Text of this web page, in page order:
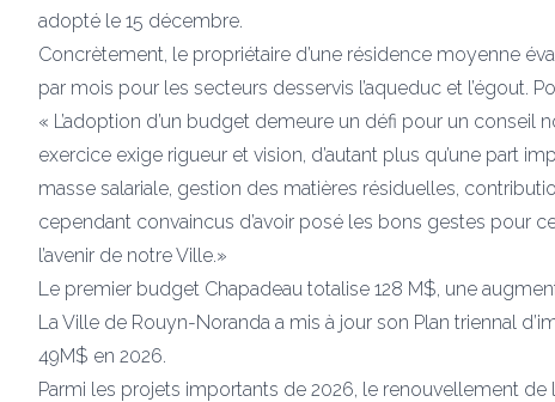
adopté le 15 décembre.
Concrètement, le propriétaire d’une résidence moyenne
par mois pour les secteurs desservis l’aqueduc et l’égout.
« L’adoption d’un budget demeure un défi pour un conseil
exercice exige rigueur et vision, d’autant plus qu’une part
masse salariale, gestion des matières résiduelles,
cependant convaincus d’avoir posé les bons gestes pour
l’avenir de notre Ville.»
Le premier budget Chapadeau totalise 128 M$, une
La Ville de Rouyn-Noranda a mis à jour son Plan triennal
49M$ en 2026.
Parmi les projets importants de 2026, le renouvellement